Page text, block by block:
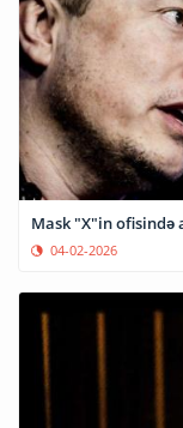
Mask "X"in ofisində
04-02-2026